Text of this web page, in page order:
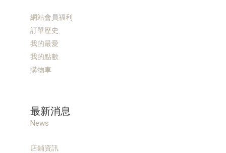
網站會員福利
訂單歷史
我的最愛
我的點數
購物車
最新消息
News
店鋪資訊